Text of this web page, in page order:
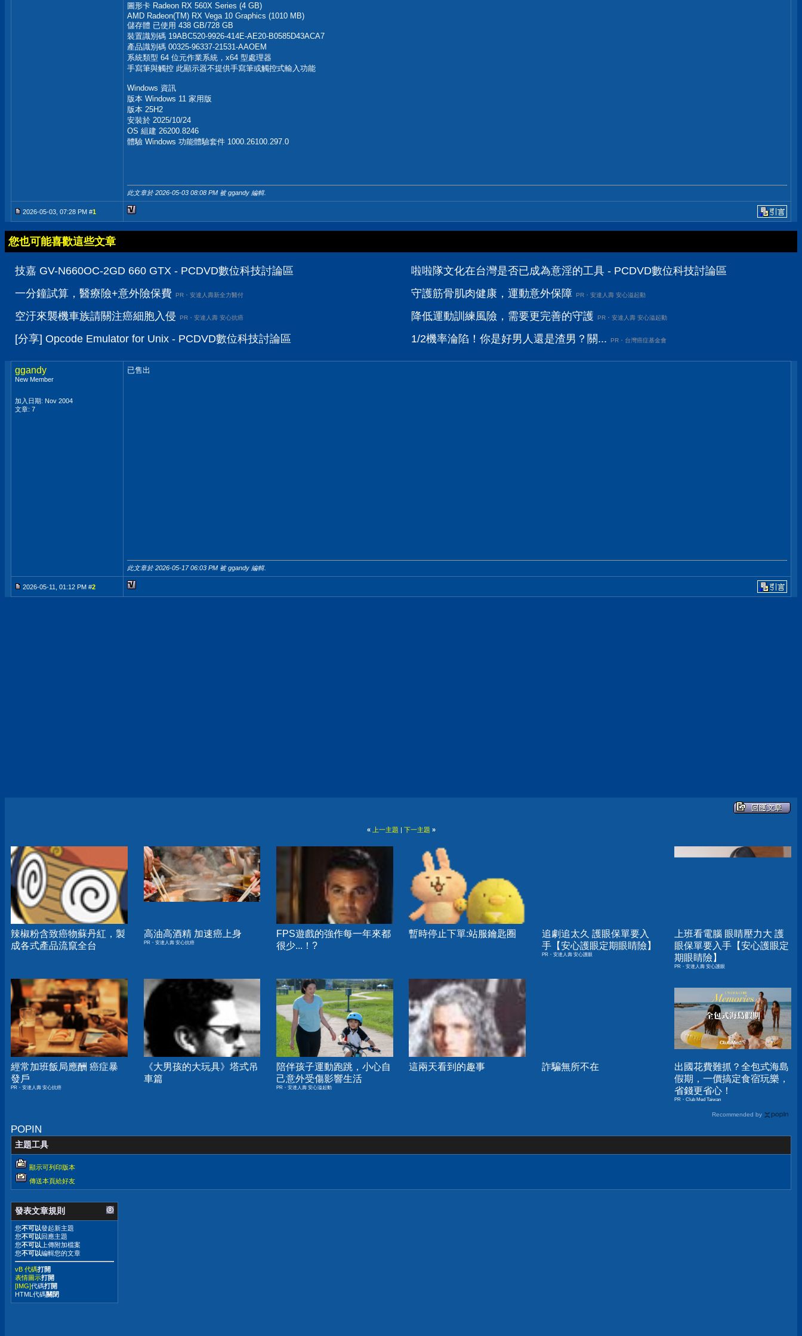
圖形卡 Radeon RX 560X Series (4 GB)
AMD Radeon(TM) RX Vega 10 Graphics (1010 MB)
儲存體 已使用 438 GB/728 GB
裝置識別碼 19ABC520-9926-414E-AE20-B0585D43ACA7
產品識別碼 00325-96337-21531-AAOEM
系統類型 64 位元作業系統，x64 型處理器
手寫筆與觸控 此顯示器不提供手寫筆或觸控式輸入功能
Windows 資訊
版本 Windows 11 家用版
版本 25H2
安裝於 ‎2025/‎10/‎24
OS 組建 26200.8246
體驗 Windows 功能體驗套件 1000.26100.297.0
此文章於 2026-05-03 08:08 PM 被 ggandy 編輯.
2026-05-03, 07:28 PM #1
您也可能喜歡這些文章
技嘉 GV-N660OC-2GD 660 GTX - PCDVD數位科技討論區
一分鐘試算，醫療險+意外險保費
PR・安達人壽新全力醫付
空汙來襲機車族請關注癌細胞入侵 PR・安達人壽 安心抗癌
[分享] Opcode Emulator for Unix - PCDVD數位科技討論區
啦啦隊文化在台灣是否已成為意淫的工具 - PCDVD數位科技討論區
守護筋骨肌肉健康，運動意外保障 PR・安達人壽 安心溢起動
降低運動訓練風險，需要更完善的守護 PR・安達人壽 安心溢起動
1/2機率淪陷！你是好男人還是渣男？關... PR・台灣癌症基金會
ggandy
New Member
加入日期: Nov 2004
文章: 7
已售出
此文章於 2026-05-1706:03 PM 被 ggandy 編輯.
2026-05-11, 01:12 PM #2
« 上一主題 | 下一主題 »
辣椒粉含致癌物蘇丹紅，製
成各式產品流竄全台
高油高酒精 加速癌上身
PR・安達人壽 安心抗癌
FPS遊戲的強作每一年來都
很少...！?
暫時停止下單:站服鑰匙圈
追劇追太久 護眼保單要入
手【安心護眼定期眼睛險】
PR・安達人壽 安心護眼
上班看電腦 眼睛壓力大 護
眼保單要入手【安心護眼定
期眼睛險】
PR・安達人壽 安心護眼
經常加班飯局應酬 癌症暴
發戶
PR・安達人壽 安心抗癌
《大男孩的大玩具》塔式吊
車篇
陪伴孩子運動跑跳，小心自
己意外受傷影響生活
PR・安達人壽 安心溢起動
這兩天看到的趣事 詐騙無所不在
出國花費難抓？全包式海島
假期，一價搞定食宿玩樂，
省錢更省心！
PR・Club Med Taiwan
Recommended by
POPIN
主題工具
顯示可列印版本
傳送本頁給好友
發表文章規則
您不可以發起新主題
您不可以回應主題
您不可以 上傳附加檔案
您不可以編輯您的文章
vB 代碼打開
表情圖示打開
[IMG]代碼打開
HTML代碼關閉